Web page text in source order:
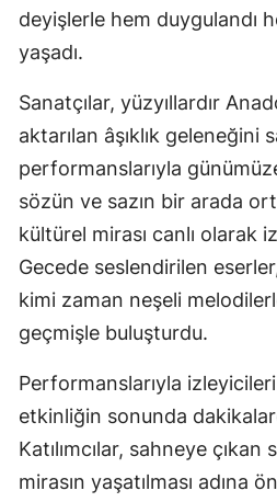
deyişlerle hem duygulandı
yaşadı.
Sanatçılar, yüzyıllardır
aktarılan âşıklık geleneğini
performanslarıyla günümüze
sözün ve sazın bir arada
kültürel mirası canlı olarak
Gecede seslendirilen
kimi zaman neşeli
geçmişle buluşturdu.
Performanslarıyla
etkinliğin sonunda
Katılımcılar, sahneye çıkan
mirasın yaşatılması adına